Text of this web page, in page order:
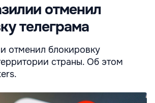
отменил
телеграма
отменил блокировку
страны. Об этом